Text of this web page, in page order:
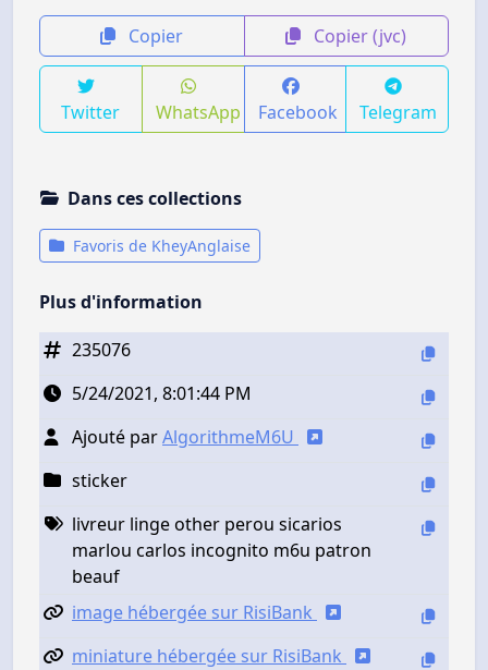
Copier Copier (jvc)
Twitter WhatsApp Facebook Telegram
Dans ces collections
Favoris de KheyAnglaise
Plus d'information
235076
5/24/2021, 8:01:44 PM
Ajouté parAlgorithmeM6U
sticker
livreur linge other perou sicarios
marlou carlos incognito m6u patron
beauf
image hébergée sur RisiBank
miniature hébergée sur RisiBank